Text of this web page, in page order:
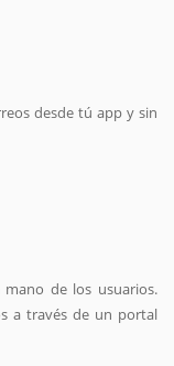
desde tú app y sin
mano de los usuarios.
a través de un portal